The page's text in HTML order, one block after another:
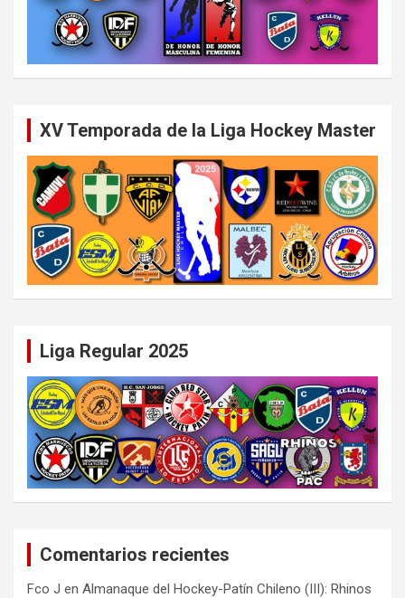
XV Temporada de la Liga Hockey Master
Liga Regular 2025
Comentarios recientes
Fco J en Almanaque del Hockey-Patín Chileno (III): Rhinos